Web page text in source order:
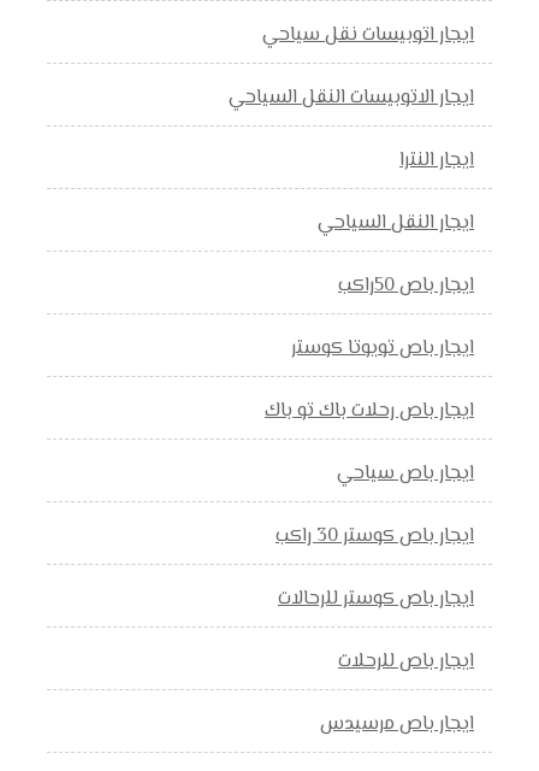
ايجار اتوبيسات نقل سياحي
ايجار الاتوبيسات النقل السياحي
ايجار النترا
ايجار النقل السياحي
ايجار باص 50راكب
ايجار باص تويوتا كوستر
ايجار باص رحلات باك تو باك
ايجار باص سياحي
ايجار باص كوستر 30 راكب
ايجار باص كوستر للرحالات
ايجار باص للرحلات
ايجار باص مرسيدس